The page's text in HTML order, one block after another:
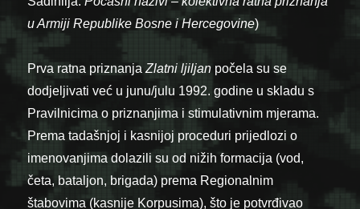
u Armiji Republike Bosne i Hercegovine)
Prva ratna priznanjaZlatni ljiljan počela su se
dodjeljivati već u junu/julu 1992. godine u skladu s
Pravilnicima o priznanjima i stimulativnim mjerama.
Prema tadašnjoj i kasnijoj proceduri prijedlozi o
imenovanjima dolazili su od nižih formacija (vod,
četa, bataljon, brigada) prema Regionalnim
štabovima (kasnije Korpusima), što je potvrđivao